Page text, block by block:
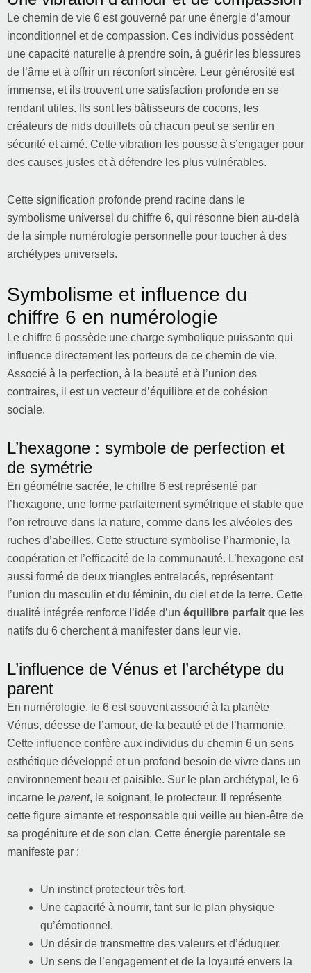
Le chemin de vie 6 est gouverné par une énergie d’amour
inconditionnel et de compassion. Ces individus possèdent
une capacité naturelle à prendre soin, à guérir les blessures
de l’âme et à offrir un réconfort sincère. Leur générosité est
immense, et ils trouvent une satisfaction profonde en se
rendant utiles. Ils sont les bâtisseurs de cocons, les
créateurs de nids douillets où chacun peut se sentir en
sécurité et aimé. Cette vibration les pousse à s’engager pour
des causes justes et à défendre les plus vulnérables.
Cette signification profonde prend racine dans le
symbolisme universel du chiffre 6, qui résonne bien au-delà
de la simple numérologie personnelle pour toucher à des
archétypes universels.
Symbolisme et influence du
chiffre 6 en numérologie
Le chiffre 6 possède une charge symbolique puissante qui
influence directement les porteurs de ce chemin de vie.
Associé à la perfection, à la beauté et à l’union des
contraires, il est un vecteur d’équilibre et de cohésion
sociale.
L’hexagone : symbole de perfection et
de symétrie
En géométrie sacrée, le chiffre 6 est représenté par
l’hexagone, une forme parfaitement symétrique et stable que
l’on retrouve dans la nature, comme dans les alvéoles des
ruches d’abeilles. Cette structure symbolise l’harmonie, la
coopération et l’efficacité de la communauté. L’hexagone est
aussi formé de deux triangles entrelacés, représentant
l’union du masculin et du féminin, du ciel et de la terre. Cette
dualité intégrée renforce l’idée d’un équilibre parfait que les
natifs du 6 cherchent à manifester dans leur vie.
L’influence de Vénus et l’archétype du
parent
En numérologie, le 6 est souvent associé à la planète
Vénus, déesse de l’amour, de la beauté et de l’harmonie.
Cette influence confère aux individus du chemin 6 un sens
esthétique développé et un profond besoin de vivre dans un
environnement beau et paisible. Sur le plan archétypal, le 6
incarne le parent, le soignant, le protecteur. Il représente
cette figure aimante et responsable qui veille au bien-être de
sa progéniture et de son clan. Cette énergie parentale se
manifeste par :
Un instinct protecteur très fort.
Une capacité à nourrir, tant sur le plan physique
qu’émotionnel.
Un désir de transmettre des valeurs et d’éduquer.
Un sens de l’engagement et de la loyauté envers la